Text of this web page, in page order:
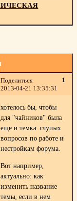
Поделиться
1
2013-04-21 13:35:31
хотелось бы, чтобы
для "чайников" была
еще и темка глупых
вопросов по работе и
нестройкам форума.
Вот например,
актуально: как
изменить название
темы, если в нем